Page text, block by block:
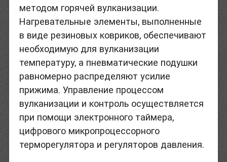
методом горячей вулканизации.
Нагревательные элементы, выполненные
в виде резиновых ковриков, обеспечивают
необходимую для вулканизации
температуру, а пневматические подушки
равномерно распределяют усилие
прижима. Управление процессом
вулканизации и контроль осуществляется
при помощи электронного таймера,
цифрового микропроцессорного
терморегулятора и регуляторов давления.